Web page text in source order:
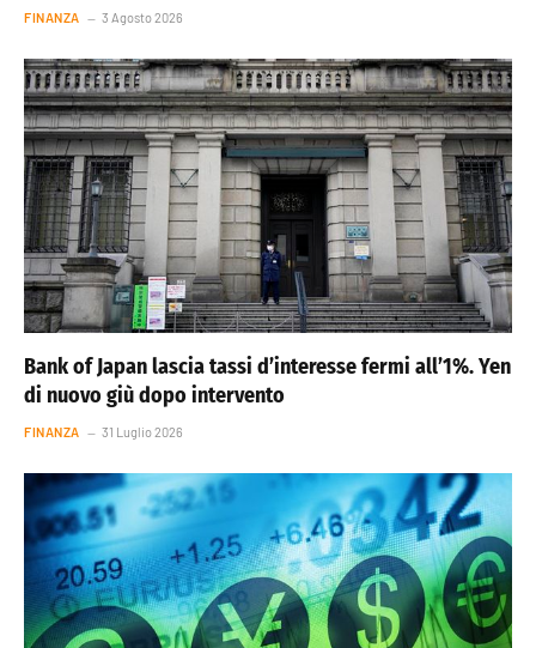
FINANZA 3 Agosto 2026
Bank of Japan lascia tassi d’interesse fermi all’1%. Yen
di nuovo giù dopo intervento
FINANZA 31 Luglio 2026